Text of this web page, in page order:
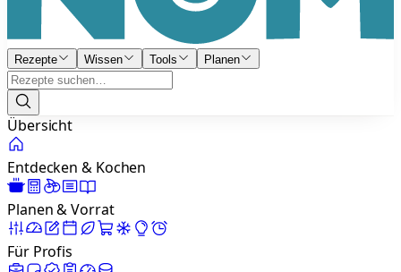
Rezepte Wissen Tools Planen
Übersicht
Entdecken & Kochen
Planen & Vorrat
Für Profis